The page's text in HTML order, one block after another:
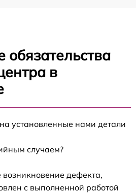
обязательства
в
установленные нами детали
случаем?
дефекта,
с выполненной работой